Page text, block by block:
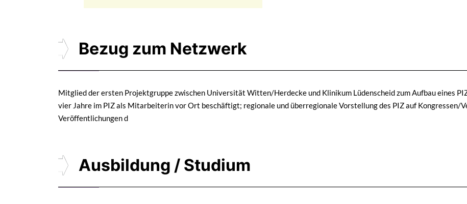
Bezug zum Netzwerk
Mitglied der ersten Projektgruppe zwischen Universität Witten/Herdecke und Klinikum Lüdenscheid zum Aufbau eines
vier Jahre im PIZ als Mitarbeiterin vor Ort beschäftigt; regionale und überregionale Vorstellung des PIZ auf Kongressen/
Veröffentlichungen d
Ausbildung / Studium